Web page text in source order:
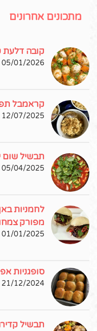
מתכונים אחרונים
קובה דלעת
05/01/2026
קראמבל
12/07/2025
תבשיל שום
05/04/2025
לחמניות
מפורק
01/01/2025
סופגניות
21/12/2024
תבשיל